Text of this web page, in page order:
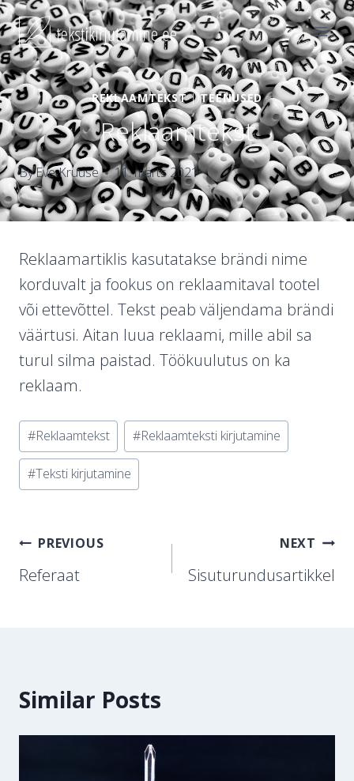
Skip
to
content
REKLAAMTEKST|TEENUSED
Reklaamtekst
ByEve Kruuse 11. märts 2021
Reklaamartiklis kasutatakse brändi nime
korduvalt ja fookus on reklaamitaval tootel
või ettevõttel. Tekst peab väljendama brändi
väärtusi. Aitan luua reklaami, mille abil sa
turul silma paistad. Töökuulutus on ka
reklaam.
Post
Tags:
#Reklaamtekst #Reklaamteksti kirjutamine
#Teksti kirjutamine
Navigeerimine
PREVIOUS
Referaat
NEXT
Sisuturundusartikkel
Similar Posts